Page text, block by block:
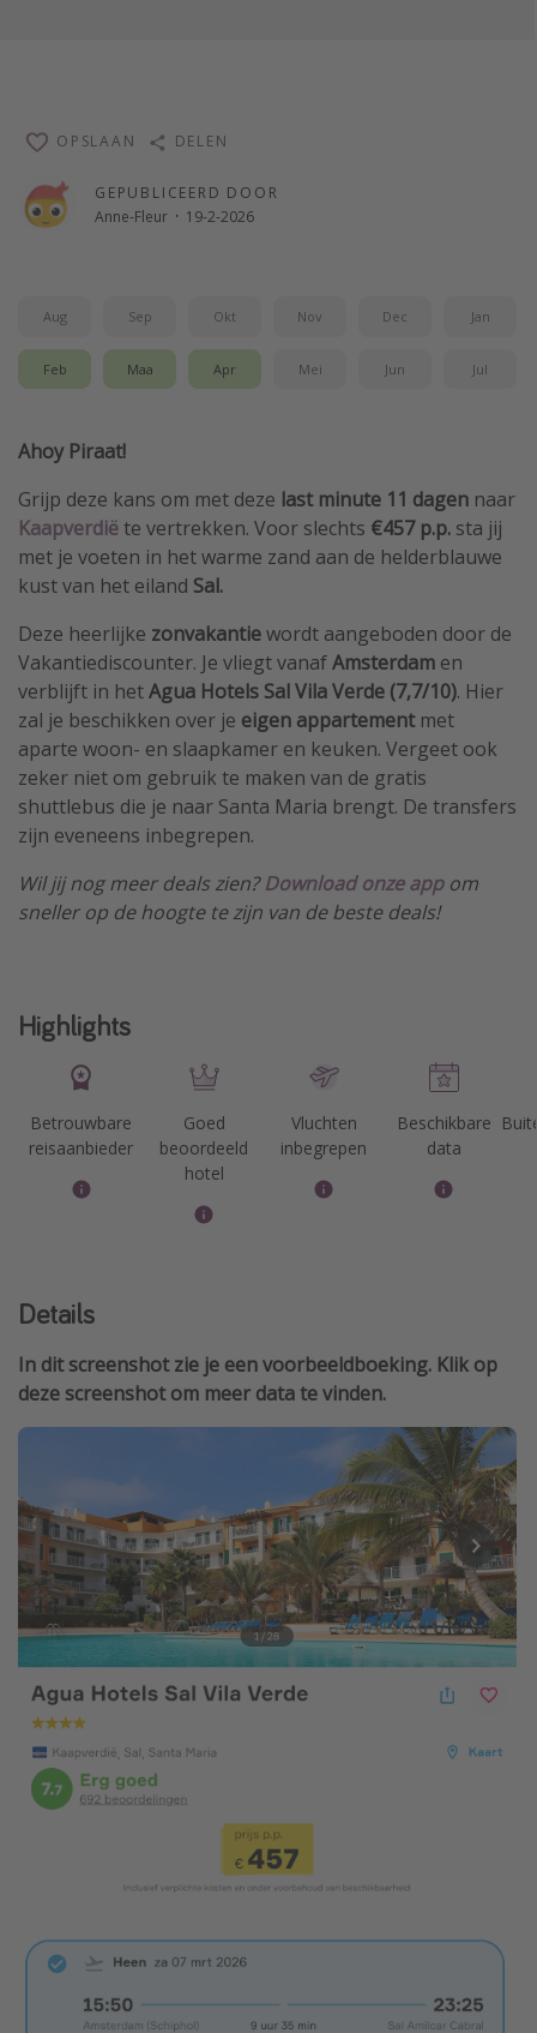
GEPUBLICEERD DOOR
Anne-Fleur · 19-2-2026
OPSLAAN DELEN
Aug Sep Okt Nov Dec Jan
Feb Maa Apr Mei Jun Jul
Ahoy Piraat!
Grijp deze kans om met deze last minute 11 dagen naar
Kaapverdië te vertrekken. Voor slechts €457 p.p. sta jij
met je voeten in het warme zand aan de helderblauwe
kust van het eiland Sal.
Deze heerlijke zonvakantiewordt aangeboden door de
Vakantiediscounter. Je vliegt vanafAmsterdam en
verblijft in hetAgua Hotels Sal Vila Verde (7,7/10). Hier
zal je beschikken over je eigen appartementmet
aparte woon- en slaapkamer en keuken. Vergeet ook
zeker niet om gebruik te maken van de gratis
shuttlebus die je naar Santa Maria brengt. De transfers
zijn eveneens inbegrepen.
Wil jij nog meer deals zien?Download onze appom
sneller op de hoogte te zijn van de beste deals!
Highlights
Betrouwbare
reisaanbieder
Goed
beoordeeld
hotel
Vluchten
inbegrepen
Beschikbare
data
Details
In dit screenshot zie je een voorbeeldboeking. Klik op
deze screenshot om meer data te vinden.